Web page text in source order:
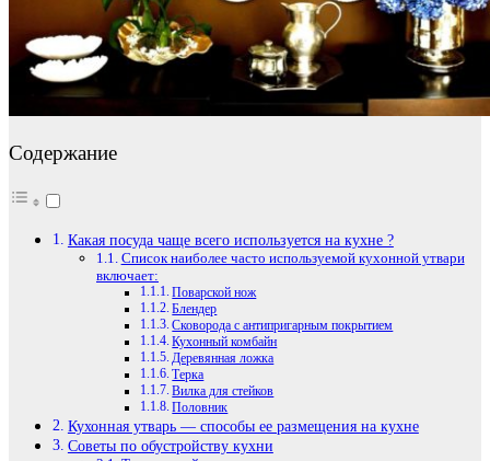
Содержание
Какая посуда чаще всего используется на кухне ?
Список наиболее часто используемой кухонной утвари
включает:
Поварской нож
Блендер
Сковорода с антипригарным покрытием
Кухонный комбайн
Деревянная ложка
Терка
Вилка для стейков
Половник
Кухонная утварь — способы ее размещения на кухне
Советы по обустройству кухни